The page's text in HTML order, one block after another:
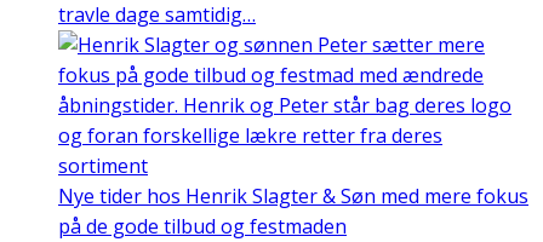
travle dage samtidig…
Nye tider hos Henrik Slagter & Søn med mere fokus
på de gode tilbud og festmaden